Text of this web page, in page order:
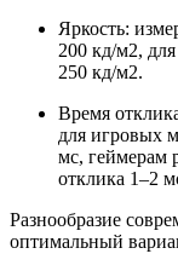
Яркость:
200 кд/м2,
250 кд/м2.
Время
для игровых
мс, геймерам
отклика 1–2
Разнообразие
оптимальный